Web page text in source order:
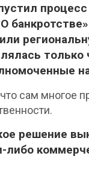
сам многое
решение
либо